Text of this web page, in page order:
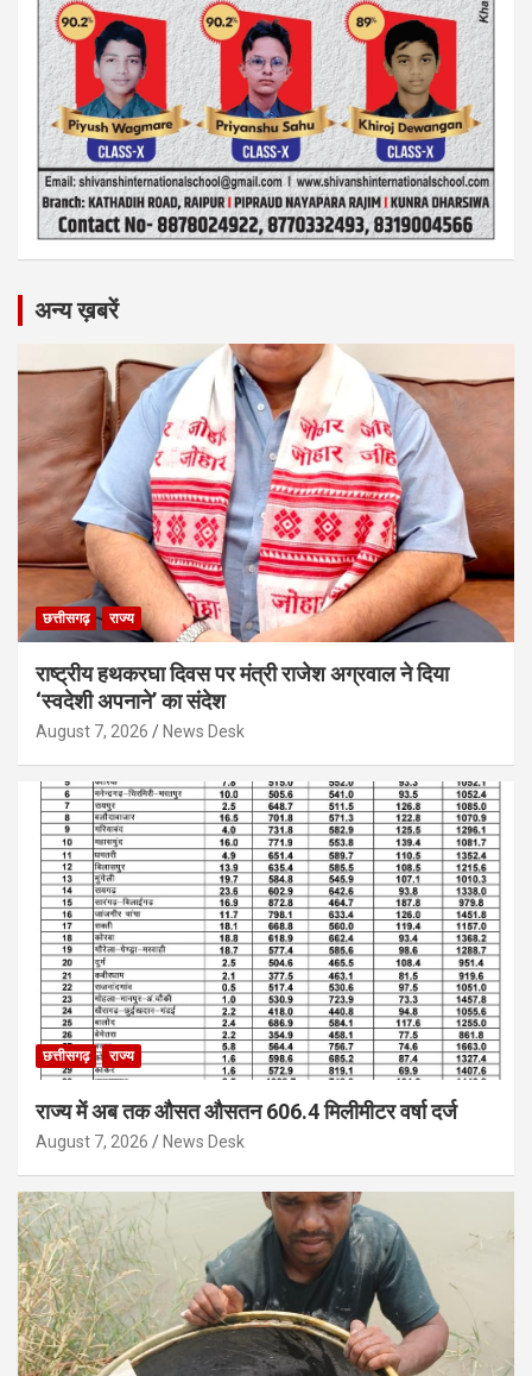
अन्य ख़बरें
छत्तीसगढ़ राज्य
राष्ट्रीय हथकरघा दिवस पर मंत्री राजेश अग्रवाल ने दिया
‘स्वदेशी अपनाने’ का संदेश
August 7, 2026 News Desk
छत्तीसगढ़ राज्य
राज्य में अब तक औसत औसतन 606.4 मिलीमीटर वर्षा दर्ज
August 7, 2026 News Desk